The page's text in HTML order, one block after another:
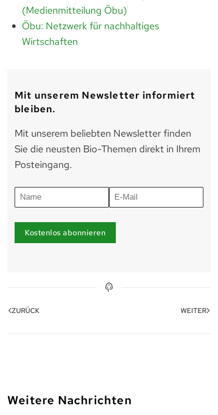
(Medienmitteilung Öbu)
Öbu: Netzwerk für nachhaltiges
Wirtschaften
Mit unserem Newsletter informiert
bleiben.
Mit unserem beliebten Newsletter finden
Sie die neusten Bio-Themen direkt in Ihrem
Posteingang.
Kostenlos abonnieren
ZURÜCK WEITER
Weitere Nachrichten